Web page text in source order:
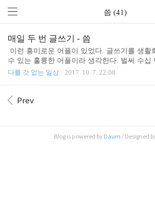
씀 (41)
매일 두 번 글쓰기 - 씀
이런 흥미로운 어플이 있었다. 글쓰기를 생활
수 있는 훌륭한 어플이라 생각한다. 벌써 수십
이 이 어플을 이용하고 있다고 한다. 나도 가입
람들에게 좋은 연습이 되겠다. 누구나 글을 쓸
요하기도 하니까. 하루 두 번 빠뜨리지 않고 써
다를 것 없는 일상 2017. 10. 7. 22:08
Prev
Blog is powered by Daum / Designed